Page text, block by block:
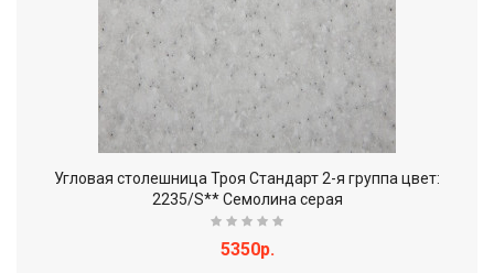
Угловая столешница Троя Стандарт 2-я группа цвет:
2235/S** Семолина серая
5350р.